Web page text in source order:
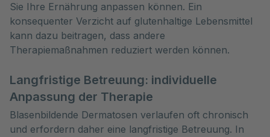
Sie Ihre Ernährung anpassen können. Ein
konsequenter Verzicht auf glutenhaltige Lebensmittel
kann dazu beitragen, dass andere
Therapiemaßnahmen reduziert werden können.
Langfristige Betreuung: individuelle
Anpassung der Therapie
Blasenbildende Dermatosen verlaufen oft chronisch
und erfordern daher eine langfristige Betreuung. In